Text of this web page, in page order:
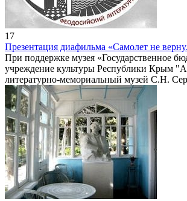
17
Презентация диафильма «Самолет не
При поддержке музея «Государственное
учреждение культуры Республики Крым
литературно-мемориальный музей С.Н.